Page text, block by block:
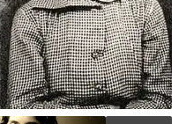
- 599 KČ
SVĚT ŽENY +
MANA (10 ks)